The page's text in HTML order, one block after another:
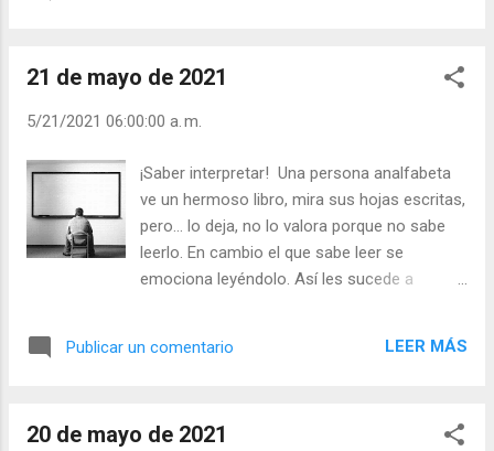
ha dicho que dé. - ¿Le cuesta confesarse? - ¿No
Escobar. | Lecturas del Día (+ Leer ). | Evangelio y
Meditación (+ Leer ) | | Santo del día (+ Leer ) |
Laudes (+ Leer ) | Vísperas (+ Leer ) |
21 de mayo de 2021
5/21/2021 06:00:00 a. m.
¡Saber interpretar! Una persona analfabeta
ve un hermoso libro, mira sus hojas escritas,
pero… lo deja, no lo valora porque no sabe
leerlo. En cambio el que sabe leer se
emociona leyéndolo. Así les sucede a
pan, el vino, palabras y oraciones, pero ¡no
hecho de no entenderlos? Hay que leerlos. -
Publicar un comentario LEER MÁS
20 de mayo de 2021